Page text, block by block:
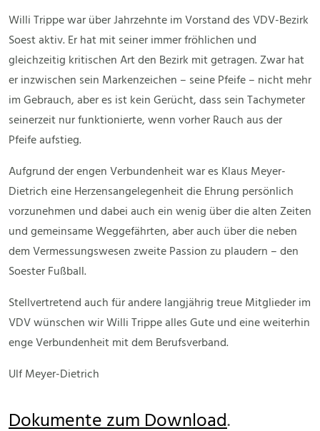
Willi Trippe war über Jahrzehnte im Vorstand des VDV-Bezirk
Soest aktiv. Er hat mit seiner immer fröhlichen und
gleichzeitig kritischen Art den Bezirk mit getragen. Zwar hat
er inzwischen sein Markenzeichen – seine Pfeife – nicht mehr
im Gebrauch, aber es ist kein Gerücht, dass sein Tachymeter
seinerzeit nur funktionierte, wenn vorher Rauch aus der
Pfeife aufstieg.
Aufgrund der engen Verbundenheit war es Klaus Meyer-
Dietrich eine Herzensangelegenheit die Ehrung persönlich
vorzunehmen und dabei auch ein wenig über die alten Zeiten
und gemeinsame Weggefährten, aber auch über die neben
dem Vermessungswesen zweite Passion zu plaudern – den
Soester Fußball.
Stellvertretend auch für andere langjährig treue Mitglieder im
VDV wünschen wir Willi Trippe alles Gute und eine weiterhin
enge Verbundenheit mit dem Berufsverband.
Ulf Meyer-Dietrich
Dokumente zum Download.